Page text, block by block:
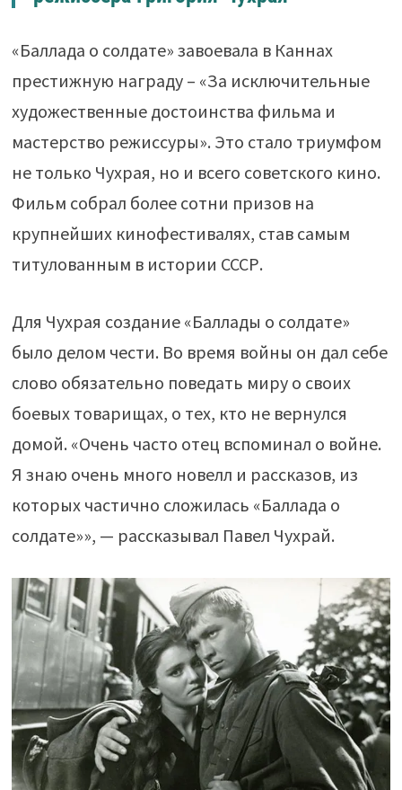
«Баллада о солдате» завоевала в Каннах
престижную награду – «За исключительные
художественные достоинства фильма и
мастерство режиссуры». Это стало триумфом
не только Чухрая, но и всего советского кино.
Фильм собрал более сотни призов на
крупнейших кинофестивалях, став самым
титулованным в истории СССР.
Для Чухрая создание «Баллады о солдате»
было делом чести. Во время войны он дал себе
слово обязательно поведать миру о своих
боевых товарищах, о тех, кто не вернулся
домой. «Очень часто отец вспоминал о войне.
Я знаю очень много новелл и рассказов, из
которых частично сложилась «Баллада о
солдате»», — рассказывал Павел Чухрай.